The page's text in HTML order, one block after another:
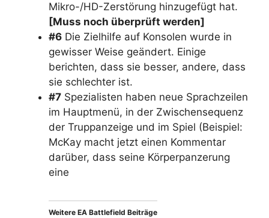
Mikro-/HD-Zerstörung hinzugefügt hat.
[Muss noch überprüft werden]
#6 Die Zielhilfe auf Konsolen wurde in
gewisser Weise geändert. Einige
berichten, dass sie besser, andere, dass
sie schlechter ist.
#7 Spezialisten haben neue Sprachzeilen
im Hauptmenü, in der Zwischensequenz
der Truppanzeige und im Spiel (Beispiel:
McKay macht jetzt einen Kommentar
darüber, dass seine Körperpanzerung
eine
Weitere EA Battlefield Beiträge